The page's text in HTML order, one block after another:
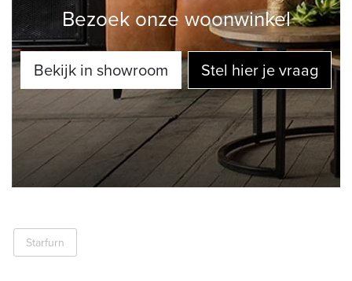
Bezoek onze woonwinkel
Bekijk in showroom Stel hier je vraag
Starfurn